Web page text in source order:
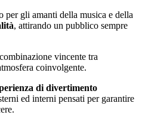
per gli amanti della musica e della
, attirando un pubblico sempre
vincente tra
coinvolgente.
di divertimento
ed interni pensati per garantire